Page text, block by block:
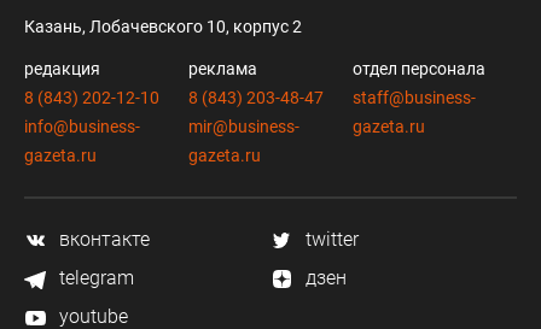
Казань, Лобачевского 10, корпус 2
редакция
8 (843) 202-12-10
info@business-
gazeta.ru
реклама
8 (843) 203-48-47
mir@business-
gazeta.ru
отдел персонала
staff@business-
gazeta.ru
вконтакте
twitter
telegram
дзен
youtube